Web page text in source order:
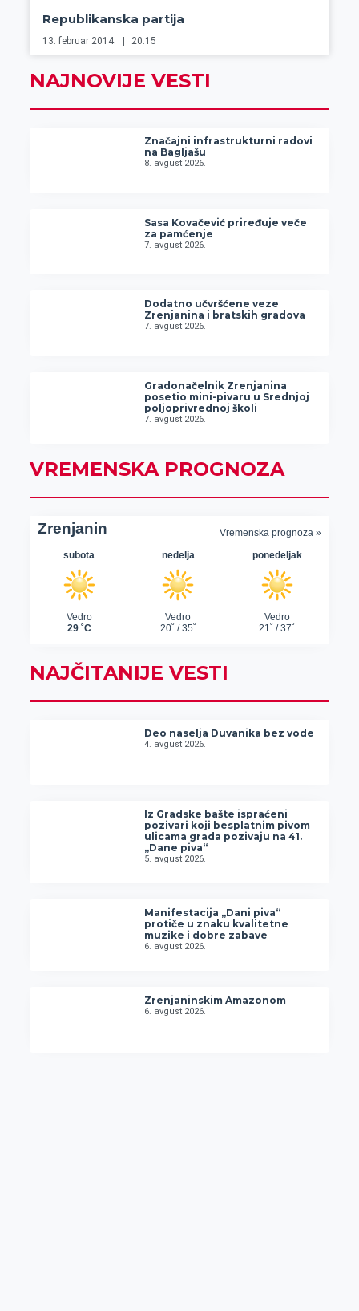
Republikanska partija
13. februar 2014. 20:15
NAJNOVIJE VESTI
Značajni infrastrukturni radovi
na Bagljašu
8. avgust 2026.
Sasa Kovačević priređuje veče
za pamćenje
7. avgust 2026.
Dodatno učvršćene veze
Zrenjanina i bratskih gradova
7. avgust 2026.
Gradonačelnik Zrenjanina
posetio mini-pivaru u Srednjoj
poljoprivrednoj školi
7. avgust 2026.
VREMENSKA PROGNOZA
NAJČITANIJE VESTI
Deo naselja Duvanika bez vode
4. avgust 2026.
Iz Gradske bašte ispraćeni
pozivari koji besplatnim pivom
ulicama grada pozivaju na 41.
„Dane piva“
5. avgust 2026.
Manifestacija „Dani piva“
protiče u znaku kvalitetne
muzike i dobre zabave
6. avgust 2026.
Zrenjaninskim Amazonom
6. avgust 2026.